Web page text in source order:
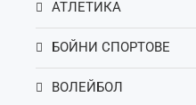
АТЛЕТИКА
БОЙНИ СПОРТОВЕ
ВОЛЕЙБОЛ